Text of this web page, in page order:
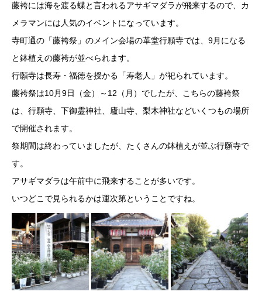
藤袴には海を渡る蝶と言われるアサギマダラが飛来するので、カ
メラマンには人気のイベントになっています。
寺町通の「藤袴祭」のメイン会場の革堂行願寺では、9月になる
と鉢植えの藤袴が並べられます。
行願寺は長寿・福徳を授かる「寿老人」が祀られています。
藤袴祭は10月9日（金）～12（月）でしたが、こちらの藤袴祭
は、行願寺、下御霊神社、廬山寺、梨木神社などいくつもの場所
で開催されます。
祭期間は終わっていましたが、たくさんの鉢植えが並ぶ行願寺で
す。
アサギマダラは午前中に飛来することが多いです。
いつどこで見られるかは運次第ということですね。